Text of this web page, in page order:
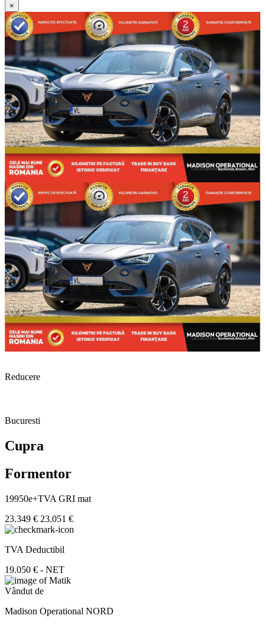
×
Reducere
Bucuresti
Cupra
Formentor
19950e+TVA GRI mat
23.349 € 23.051 €
TVA Deductibil
19.050 € - NET
Vândut de
Madison Operational NORD